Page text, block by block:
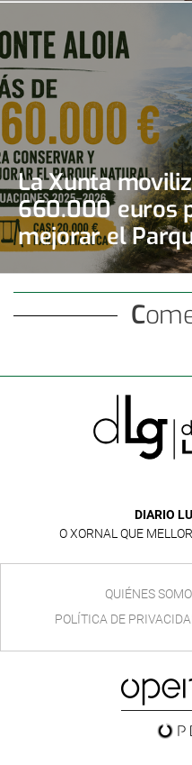
La Xunta
660.000 euros
mejorar el
Monte Aloia
DIARIO
O XORNAL QUE
QUIÉNES
POLÍTICA DE